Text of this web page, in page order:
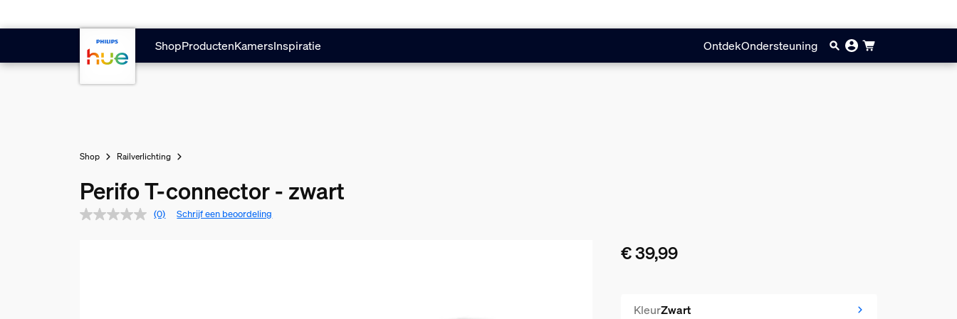
ShopProductenKamersInspiratie OntdekOndersteuning
Shop Railverlichting
Perifo T-connector - zwart
(0) Schrijf een beoordeling
€ 39,99
KleurZwart